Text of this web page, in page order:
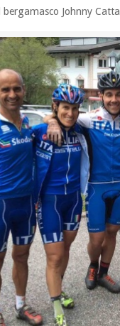
bergamasco Johnny